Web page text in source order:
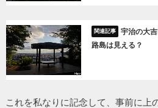
宇治の大
路島は見える？
これを私なりに記念して、事前に上